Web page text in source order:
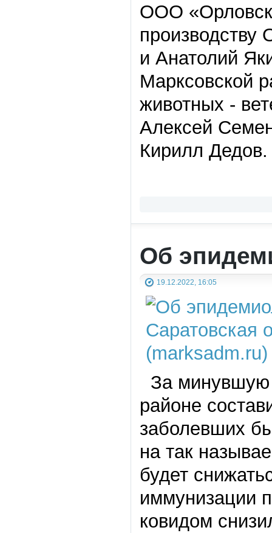
ООО
производству
и Анатолий
Марксовской
животных -
Алексей
Кирилл Дедов.
Об
19.12.2022, 16:05
За минувшую
районе
заболевших
на так
будет
иммунизации
ковидом